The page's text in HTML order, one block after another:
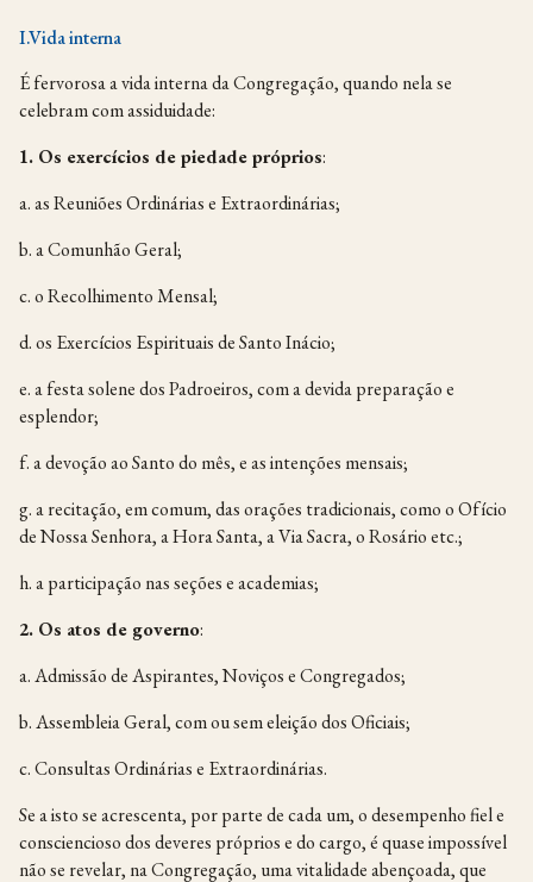
I.Vida interna
É fervorosa a vida interna da Congregação, quando nela se
celebram com assiduidade:
1. Os exercícios de piedade próprios:
a. as Reuniões Ordinárias e Extraordinárias;
b. a Comunhão Geral;
c. o Recolhimento Mensal;
d. os Exercícios Espirituais de Santo Inácio;
e. a festa solene dos Padroeiros, com a devida preparação e
esplendor;
f. a devoção ao Santo do mês, e as intenções mensais;
g. a recitação, em comum, das orações tradicionais, como o Ofício
de Nossa Senhora, a Hora Santa, a Via Sacra, o Rosário etc.;
h. a participação nas seções e academias;
2. Os atos de governo:
a. Admissão de Aspirantes, Noviços e Congregados;
b. Assembleia Geral, com ou sem eleição dos Oficiais;
c. Consultas Ordinárias e Extraordinárias.
Se a isto se acrescenta, por parte de cada um, o desempenho fiel e
consciencioso dos deveres próprios e do cargo, é quase impossível
não se revelar, na Congregação, uma vitalidade abençoada, que